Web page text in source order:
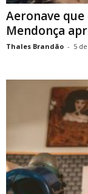
Aeronave
Mendonça
Thales Brandão - 5